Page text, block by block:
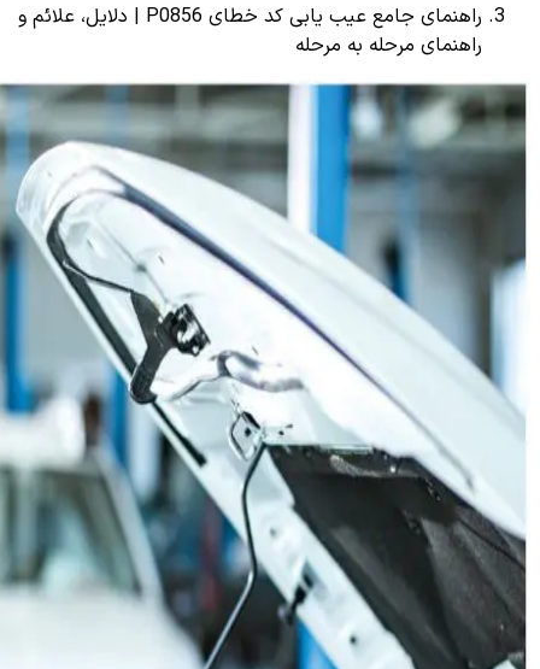
راهنمای جامع عیب یابی کد خطای P0856 | دلایل، علائم و
راهنمای مرحله به مرحله